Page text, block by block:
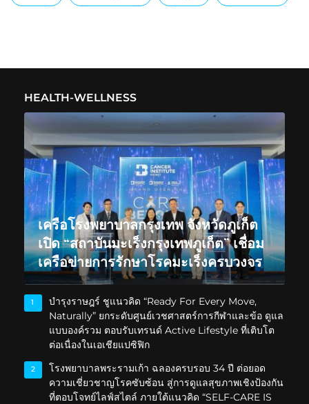
HEALTH-WELLNESS
เครือโรงพยาบาลกรุงเทพ จังหวัดภูเก็ต
เปิด “สถาบันมะเร็งกรุงเทพภูเก็ต” เชื่อม
เครือข่ายการรักษาโรคมะเร็งครบวงจร
1
บำรุงราษฎร์ ชูแนวคิด “Ready For Every Move,
Naturally” ยกระดับศูนย์เวชศาสตร์การกีฬาและข้อ ดูแล
แบบองค์รวม ตอบรับเทรนด์ Active Lifestyle ที่เติบโต
ต่อเนื่องในเอเชียแปซิฟิก
2
โรงพยาบาลพระรามเก้า ฉลองครบรอบ 34 ปี ต่อยอด
ความเชี่ยวชาญโรคซับซ้อน สู่การดูแลสุขภาพเชิงป้องกัน
ที่ตอบโจทย์ไลฟ์สไตล์ ภายใต้แนวคิด “SELF-CARE IS